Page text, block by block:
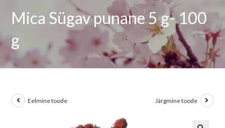
Mica Sügav punane 5 g- 100
g
Eelmine toode Järgmine toode